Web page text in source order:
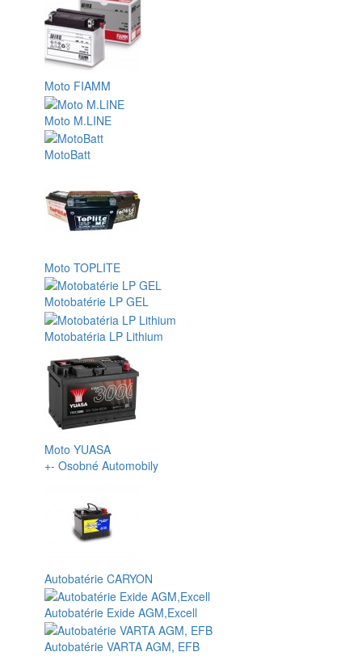
Moto FIAMM
Moto M.LINE
MotoBatt
Moto TOPLITE
Motobatérie LP GEL
Motobatéria LP Lithium
Moto YUASA
+- Osobné Automobily
Autobatérie CARYON
Autobatérie Exide AGM,Excell
Autobatérie VARTA AGM, EFB